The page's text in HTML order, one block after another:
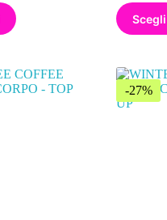
Scegli
-27%